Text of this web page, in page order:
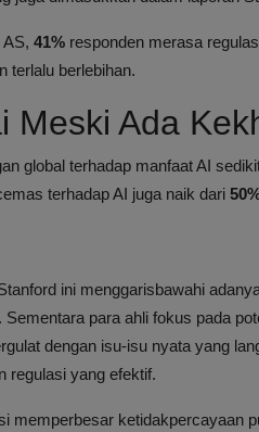
41% responden merasa
terlalu berlebihan.
Meski Ada
global terhadap manfaat AI
terhadap AI juga naik dari
ini menggarisbawahi
para ahli fokus pada
dengan isu-isu nyata yang
regulasi yang efektif.
memperbesar ketidakpercayaan